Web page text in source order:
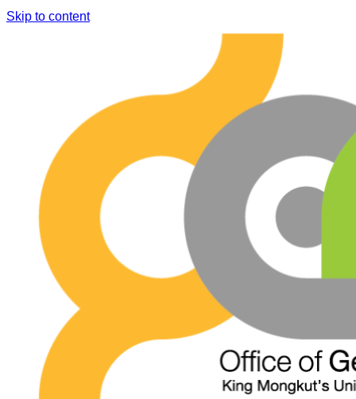
Skip to content